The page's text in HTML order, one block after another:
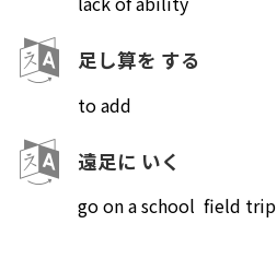
足し算を する
to add
遠足に いく
go on a school field trip